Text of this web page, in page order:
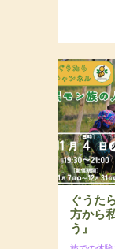
ぐうた
方から
う』